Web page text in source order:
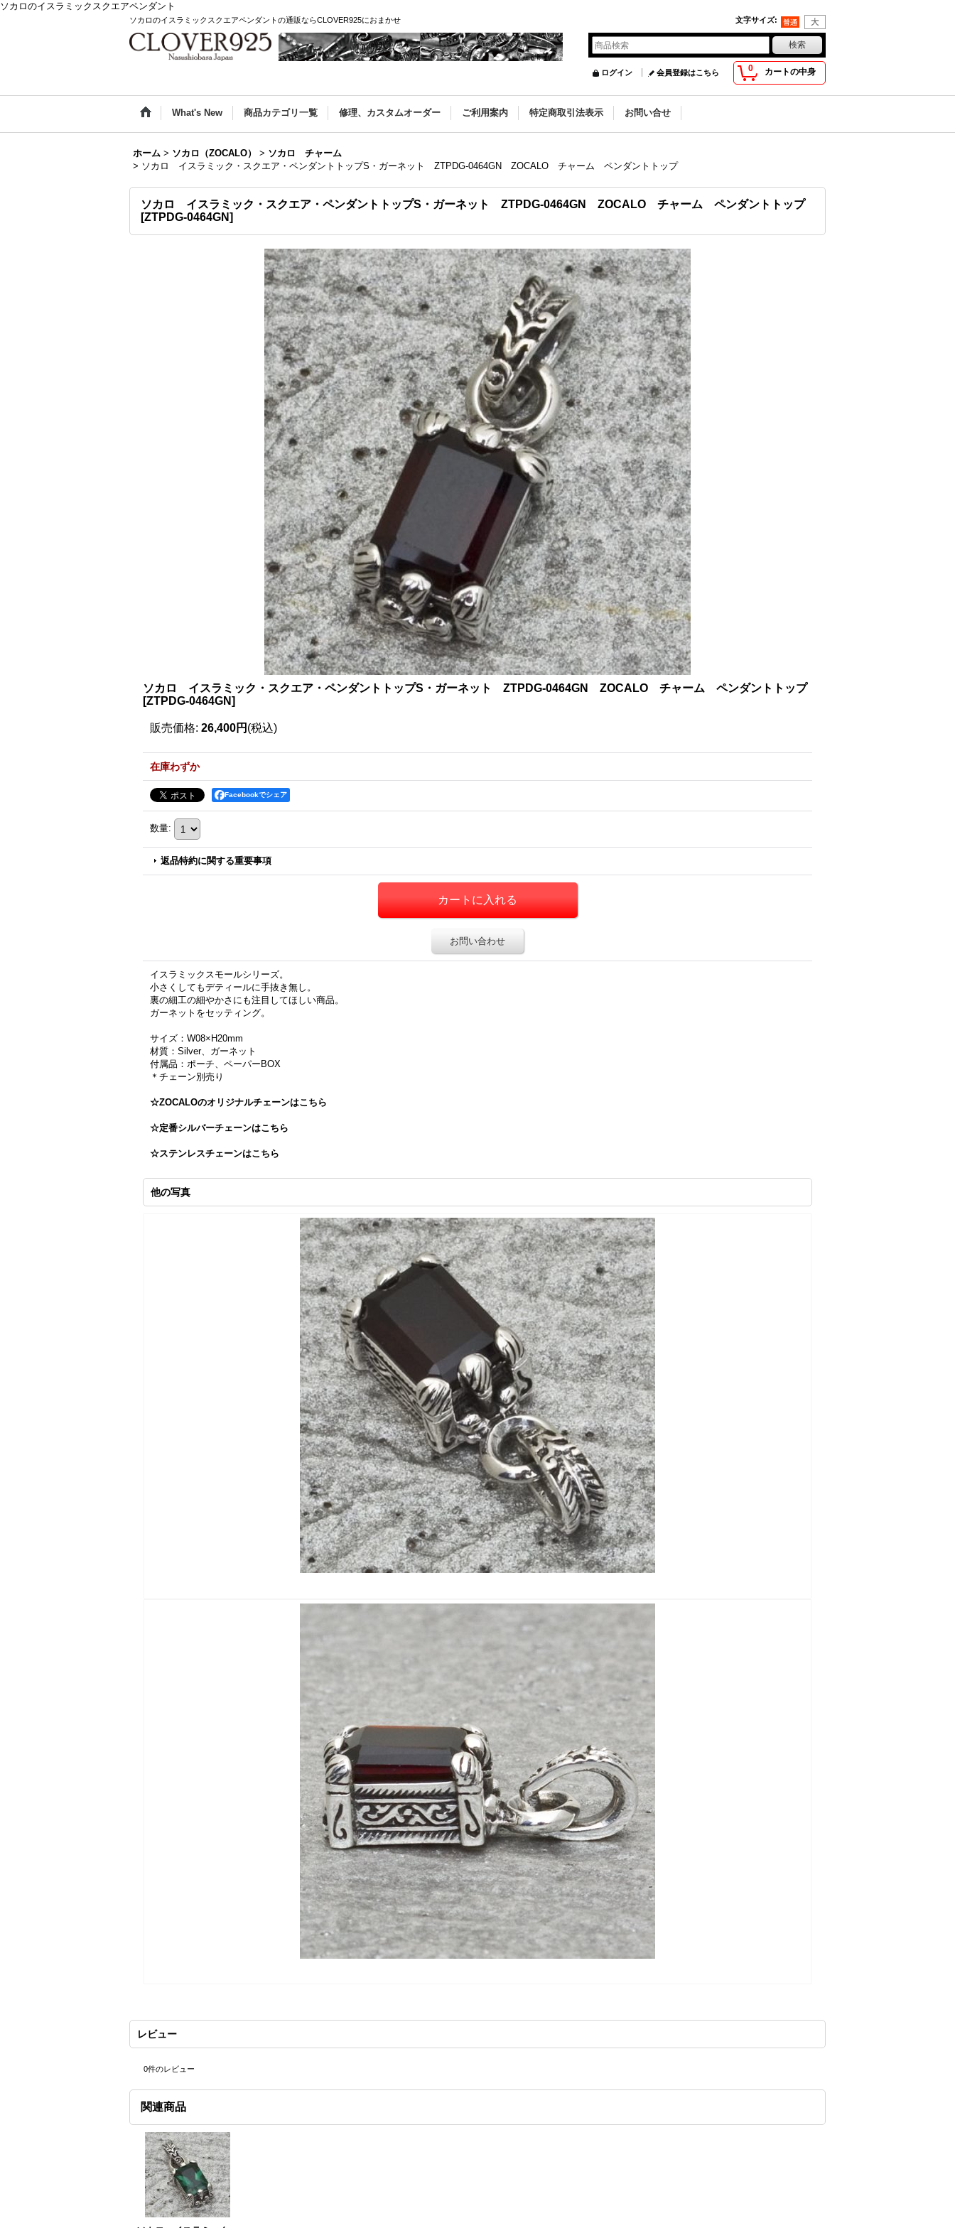
ソカロのイスラミックスクエアペンダント
ソカロのイスラミックスクエアペンダントの通販ならCLOVER925におまかせ 文字サイズ:
0 カートの中身
ログイン 会員登録はこちら
What's New 商品カテゴリ一覧 修理、カスタムオーダー ご利用案内 特定商取引法表示 お問い合せ
ホーム > ソカロ（ZOCALO） > ソカロ チャーム
> ソカロ イスラミック・スクエア・ペンダントトップS・ガーネット ZTPDG-0464GN ZOCALO チャーム ペンダントトップ
ソカロ イスラミック・スクエア・ペンダントトップS・ガーネット ZTPDG-0464GN ZOCALO チャーム ペンダントトップ
[ZTPDG-0464GN]
ソカロ イスラミック・スクエア・ペンダントトップS・ガーネット ZTPDG-0464GN ZOCALO チャーム ペンダントトップ
[ZTPDG-0464GN]
販売価格: 26,400円 (税込)
在庫わずか
Facebookでシェア
数量:
返品特約に関する重要事項
お問い合わせ
イスラミックスモールシリーズ。
小さくしてもデティールに手抜き無し。
裏の細工の細やかさにも注目してほしい商品。
ガーネットをセッティング。
サイズ：W08×H20mm
材質：Silver、ガーネット
付属品：ポーチ、ペーパーBOX
＊チェーン別売り
☆ZOCALOのオリジナルチェーンはこちら
☆定番シルバーチェーンはこちら
☆ステンレスチェーンはこちら
他の写真
レビュー
0件のレビュー
関連商品